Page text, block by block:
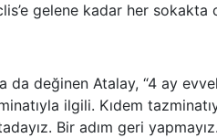
gelene kadar her sokakta
da değinen Atalay, “4 ay
ilgili. Kıdem
Bir adım geri